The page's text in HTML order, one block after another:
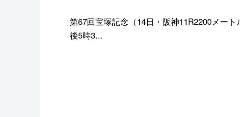
第67回宝塚記念（14日・阪神11R2200メー
後5時3...